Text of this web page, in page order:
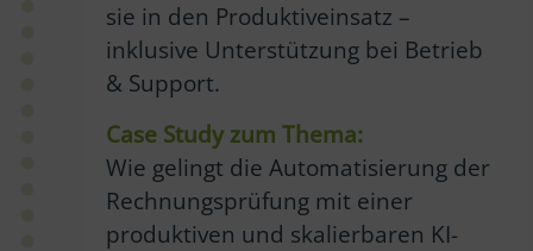
sie in den Produktiveinsatz –
inklusive Unterstützung bei Betrieb
& Support.
Case Study zum Thema:
Wie gelingt die Automatisierung der
Rechnungsprüfung mit einer
produktiven und skalierbaren KI-